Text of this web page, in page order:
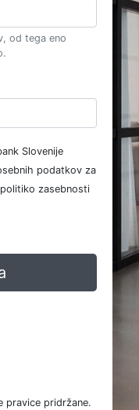
od tega eno
Slovenije
podatkov za
zasebnosti
pravice pridržane.